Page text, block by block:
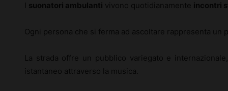
suonatori ambulanti vivono quotidianamente incontri
Ogni persona che si ferma ad ascoltare rappresenta un
La strada offre un pubblico variegato e
istantaneo attraverso la musica.